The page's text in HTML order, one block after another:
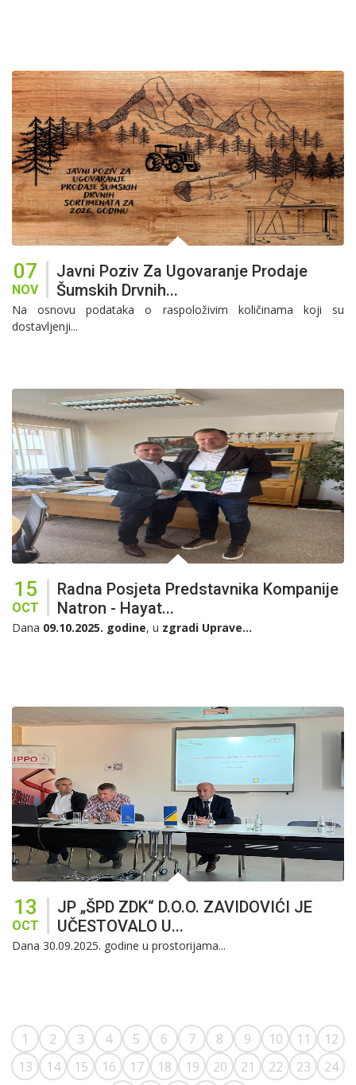
07
NOV
Javni Poziv Za Ugovaranje Prodaje
Šumskih Drvnih...
Na osnovu podataka o raspoloživim količinama koji su
dostavljenji...
15
OCT
Radna Posjeta Predstavnika Kompanije
Natron - Hayat...
Dana 09.10.2025. godine, u zgradi Uprave...
13
OCT
JP „ŠPD ZDK“ D.o.o. ZAVIDOVIĆI JE
UČESTOVALO U...
Dana 30.09.2025. godine u prostorijama...
1 2 3 4 5 6 7 8 9 10 11
12
13
14 15 16 17 18 19 20 21 22 23
24